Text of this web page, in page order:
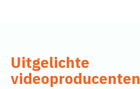
Uitgelichte
videoproducenten